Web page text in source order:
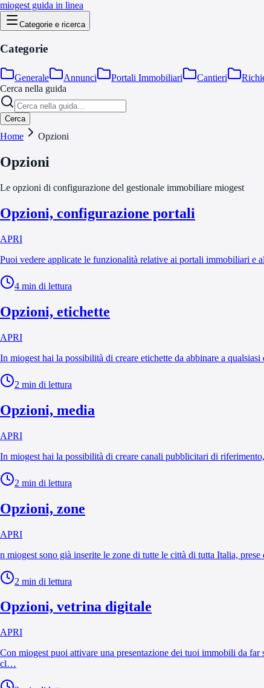
miogest guida in linea
Categorie e ricerca
Categorie
Generale Annunci Portali Immobiliari Cantieri
Cerca nella guida
Cerca
Home Opzioni
Opzioni
Le opzioni di configurazione del gestionale immobiliare miogest
Opzioni, configurazione portali
APRI
Puoi vedere applicate le funzionalità relative ai portali immobiliari e
4 min di lettura
Opzioni, etichette
APRI
In miogest hai la possibilità di creare etichette da abbinare a
2 min di lettura
Opzioni, media
APRI
In miogest hai la possibilità di creare canali pubblicitari di
2 min di lettura
Opzioni, zone
APRI
n miogest sono già inserite le zone di tutte le città di tutta Italia,
2 min di lettura
Opzioni, vetrina digitale
APRI
Con miogest puoi attivare una presentazione dei tuoi immobili da
cl…